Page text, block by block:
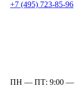
+7 (495) 723-85-96
ПН — ПТ: 9:00 —